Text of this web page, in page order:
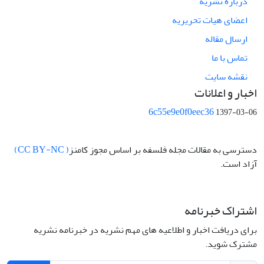
اعضای هیات تحریریه
ارسال مقاله
تماس با ما
نقشه سایت
اخبار و اعلانات
6c55e9e0f0eec361397-03-06
دسترسی به مقالات مجله فلسفه بر اساس مجوز کامنز( CC BY-NC)
آزاد است.
اشتراک خبرنامه
برای دریافت اخبار و اطلاعیه های مهم نشریه در خبرنامه نشریه
مشترک شوید.